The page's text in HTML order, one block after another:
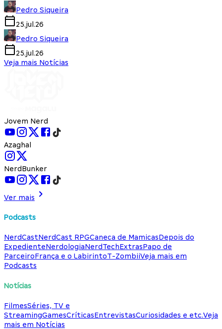
Pedro Siqueira
25.jul.26
Pedro Siqueira
25.jul.26
Veja mais Notícias
Jovem Nerd
Azaghal
NerdBunker
Ver mais
Podcasts
NerdCastNerdCast RPGCaneca de MamicasDepois do
ExpedienteNerdologiaNerdTechExtrasPapo de
ParceiroFrança e o LabirintoT-ZombiiVeja mais em
Podcasts
Notícias
FilmesSéries, TV e
StreamingGamesCríticasEntrevistasCuriosidades e etc.Veja
mais em Notícias